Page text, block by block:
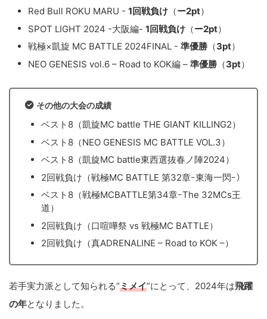
Red Bull ROKU MARU - 1回戦負け （ー2pt）
SPOT LIGHT 2024 -大阪編- 1回戦負け （ー2pt）
戦極×凱旋 MC BATTLE 2024FINAL - 準優勝 （3pt）
NEO GENESIS vol.6 – Road to KOK編 – 準優勝 （3pt）
その他の大会の成績
ベスト8（凱旋MC battle THE GIANT KILLING2）
ベスト8（NEO GENESIS MC BATTLE VOL.3）
ベスト8（凱旋MC battle東西選抜春ノ陣2024）
2回戦負け（戦極MC BATTLE 第32章ｰ東海一閃ｰ）
ベスト8（戦極MCBATTLE第34章ｰThe 32MCs王
道）
2回戦負け（口喧嘩祭 vs 戦極MC BATTLE）
2回戦負け（真ADRENALINE – Road to KOK –）
若手実力派として知られる“ミメイ”にとって、2024年は飛躍
の年となりました。